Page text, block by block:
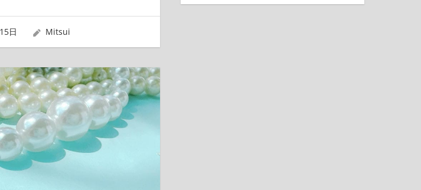
日 Mitsui